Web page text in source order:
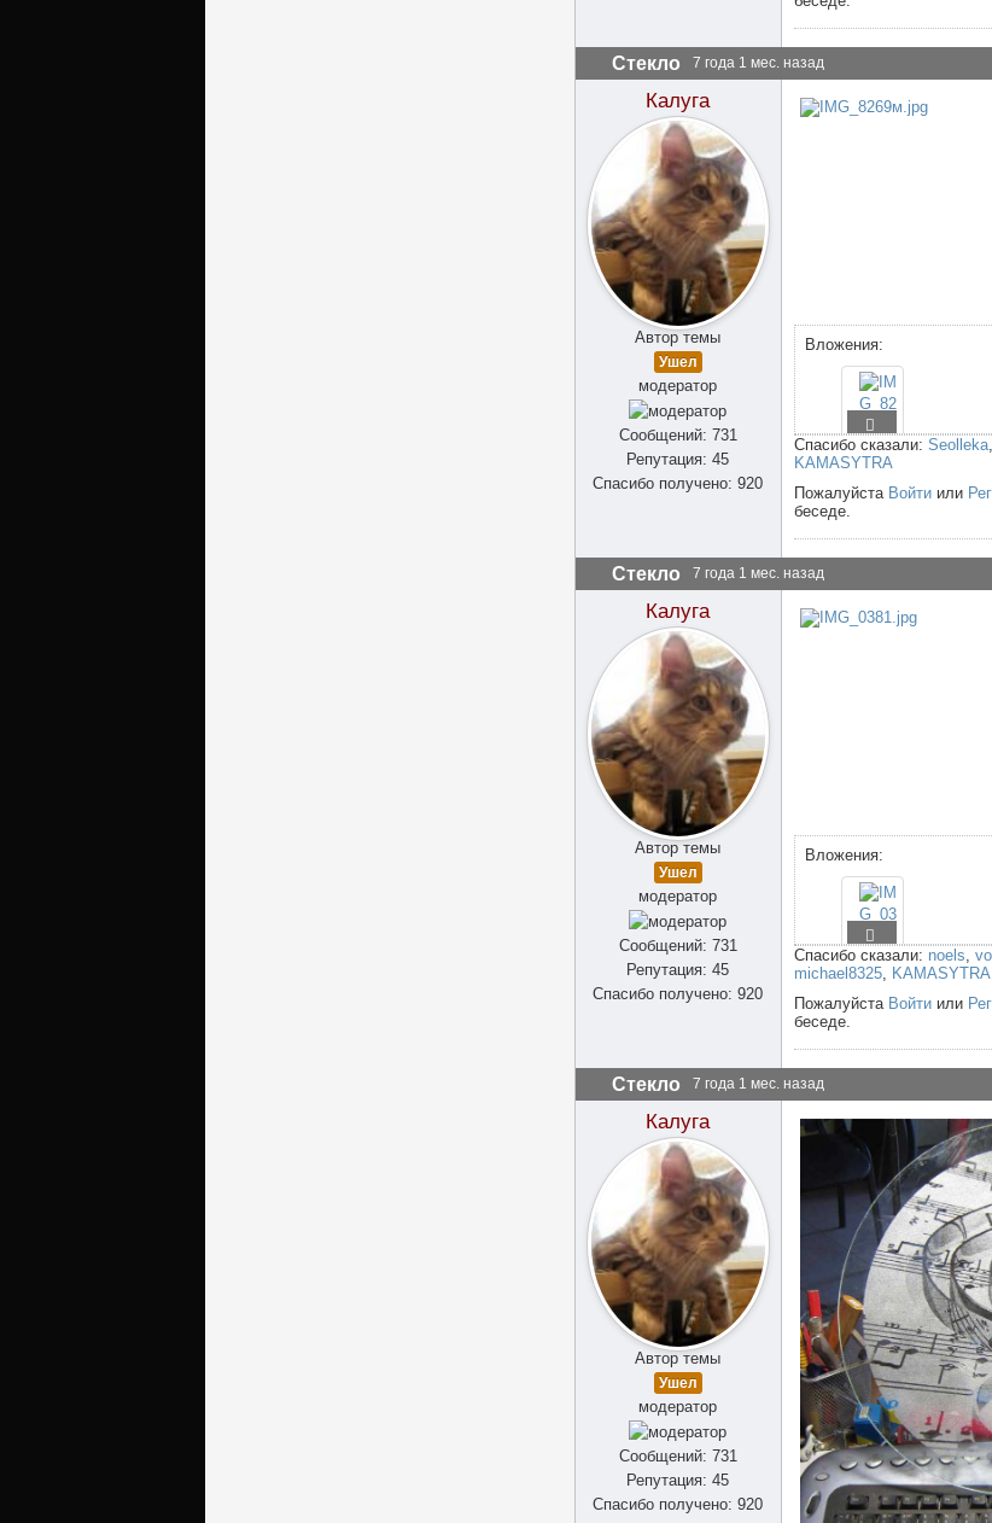
Стекло 7 года 1 мес. назад
Калуга
Автор темы
Ушел
модератор
Сообщений: 731
Репутация: 45
Спасибо получено: 920
Вложения:
Спасибо сказали: Seolleka,
KAMASYTRA
Пожалуйста Войтиили
беседе.
Стекло 7 года 1 мес. назад
Калуга
Автор темы
Ушел
модератор
Сообщений: 731
Репутация: 45
Спасибо получено: 920
Вложения:
Спасибо сказали: noels
michael8325, KAMASYTRA
Пожалуйста Войтиили
беседе.
Стекло 7 года 1 мес. назад
Калуга
Автор темы
Ушел
модератор
Сообщений: 731
Репутация: 45
Спасибо получено: 920